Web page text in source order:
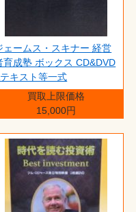
ェームス・スキナー 経営
育成塾 ボックス CD&DVD
キスト等一式
買取上限価格
15,000円